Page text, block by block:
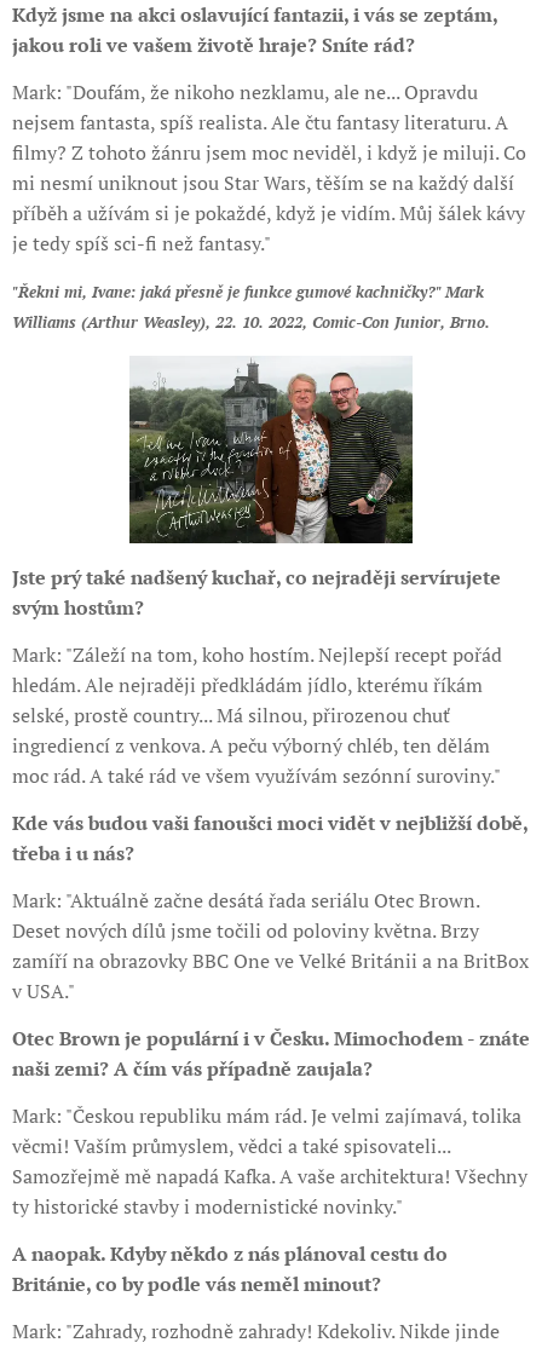
Když jsme na akci oslavující fantazii, i vás se zeptám,
jakou roli ve vašem životě hraje? Sníte rád?
Mark: "Doufám, že nikoho nezklamu, ale ne... Opravdu
nejsem fantasta, spíš realista. Ale čtu fantasy literaturu. A
filmy? Z tohoto žánru jsem moc neviděl, i když je miluji. Co
mi nesmí uniknout jsou Star Wars, těším se na každý další
příběh a užívám si je pokaždé, když je vidím. Můj šálek kávy
je tedy spíš sci-fi než fantasy."
"Řekni mi, Ivane: jaká přesně je funkce gumové kachničky?" Mark
Williams (Arthur Weasley), 22. 10. 2022, Comic-Con Junior, Brno.
Jste prý také nadšený kuchař, co nejraději servírujete
svým hostům?
Mark: "Záleží na tom, koho hostím. Nejlepší recept pořád
hledám. Ale nejraději předkládám jídlo, kterému říkám
selské, prostě country... Má silnou, přirozenou chuť
ingrediencí z venkova. A peču výborný chléb, ten dělám
moc rád. A také rád ve všem využívám sezónní suroviny."
Kde vás budou vaši fanoušci moci vidět v nejbližší době,
třeba i u nás?
Mark: "Aktuálně začne desátá řada seriálu Otec Brown.
Deset nových dílů jsme točili od poloviny května. Brzy
zamíří na obrazovky BBC One ve Velké Británii a na BritBox
v USA."
Otec Brown je populární i v Česku. Mimochodem - znáte
naši zemi? A čím vás případně zaujala?
Mark: "Českou republiku mám rád. Je velmi zajímavá, tolika
věcmi! Vaším průmyslem, vědci a také spisovateli...
Samozřejmě mě napadá Kafka. A vaše architektura! Všechny
ty historické stavby i modernistické novinky."
A naopak. Kdyby někdo z nás plánoval cestu do
Británie, co by podle vás neměl minout?
Mark: "Zahrady, rozhodně zahrady! Kdekoliv. Nikde jinde